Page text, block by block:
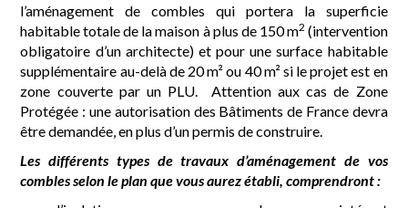
l’aménagement de combles qui portera la superficie
habitable totale de la maison à plus de 150 m2 (intervention
obligatoire d’un architecte) et pour une surface habitable
supplémentaire au-delà de 20 m² ou 40 m² si le projet est en
zone couverte par un PLU. Attention aux cas de Zone
Protégée : une autorisation des Bâtiments de France devra
être demandée, en plus d’un permis de construire.
Les différents types de travaux d’aménagement de vos
combles selon le plan que vous aurez établi, comprendront :